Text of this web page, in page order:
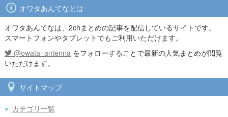
オワタあんてなとは
オワタあんてなは、2chまとめの記事を配信しているサイトです。
スマートフォンやタブレットでもご利用いただけます。
@owata_antenna をフォローすることで最新の人気まとめが閲覧
いただけます。
サイトマップ
カテゴリ一覧